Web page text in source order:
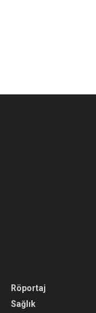
Röportaj
Sağlık